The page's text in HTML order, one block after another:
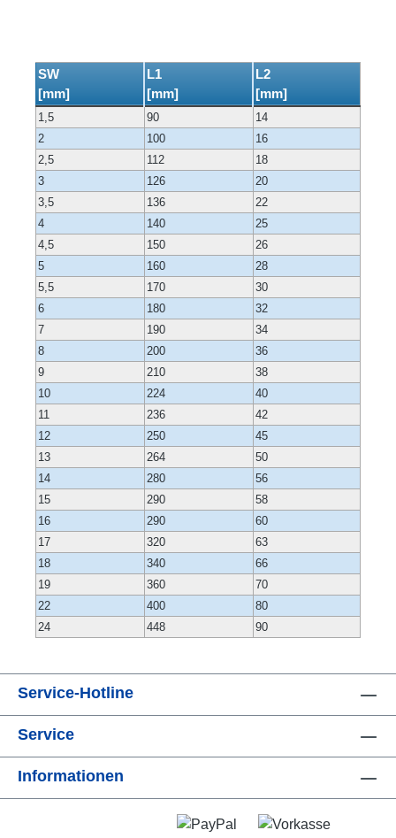
SW
[mm]
L1
[mm]
L2
[mm]
1,5 90
14
2
100
16
2,5
112
18
3
126
20
3,5
136
22
4
140
25
4,5
150
26
5
160
28
5,5
170
30
6
180
32
7
190
34
8
200
36
9
210
38
10
224
40
11
236
42
12
250
45
13
264
50
14
280
56
15
290
58
16
290
60
17
320
63
18
340
66
19
360
70
22
400
80
24
448 90
Service-Hotline
Service
Informationen